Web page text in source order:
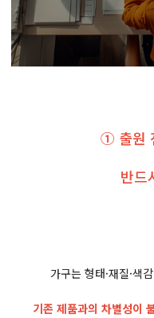
① 출원
반드
가구는 형태·재질·색
기존 제품과의 차별성이